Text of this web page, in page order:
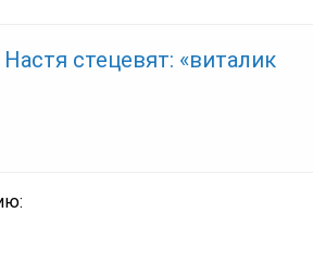
Настя стецевят: «виталик